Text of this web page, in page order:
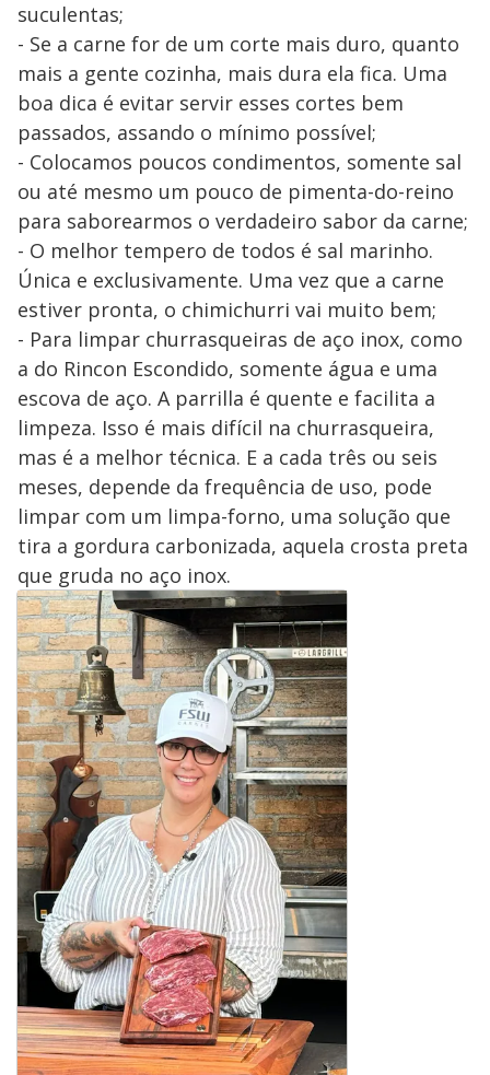
suculentas;
- Se a carne for de um corte mais duro, quanto
mais a gente cozinha, mais dura ela fica. Uma
boa dica é evitar servir esses cortes bem
passados, assando o mínimo possível;
- Colocamos poucos condimentos, somente sal
ou até mesmo um pouco de pimenta-do-reino
para saborearmos o verdadeiro sabor da carne;
- O melhor tempero de todos é sal marinho.
Única e exclusivamente. Uma vez que a carne
estiver pronta, o chimichurri vai muito bem;
- Para limpar churrasqueiras de aço inox, como
a do Rincon Escondido, somente água e uma
escova de aço. A parrilla é quente e facilita a
limpeza. Isso é mais difícil na churrasqueira,
mas é a melhor técnica. E a cada três ou seis
meses, depende da frequência de uso, pode
limpar com um limpa-forno, uma solução que
tira a gordura carbonizada, aquela crosta preta
que gruda no aço inox.